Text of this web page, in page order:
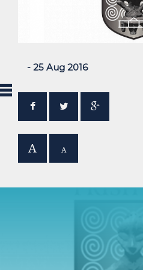
- 25 Aug 2016
A A